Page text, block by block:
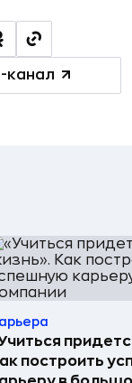
канал
построить